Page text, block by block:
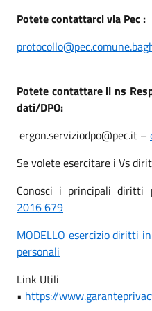
Potete contattarci via Pec :
Potete contattare il ns
dati/DPO:
ergon.serviziodpo@pec.it –
Se volete esercitare i Vs
Conosci i principali diritti
2016 679
MODELLO esercizio diritti
personali
Link Utili
• https://